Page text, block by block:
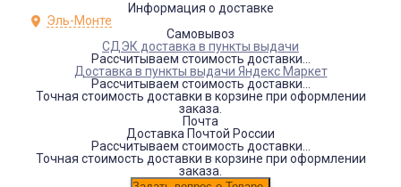
Информация о доставке
Эль-Монте
Самовывоз
СДЭК доставка в пункты выдачи
Рассчитываем стоимость доставки...
Доставка в пункты выдачи Яндекс Маркет
Рассчитываем стоимость доставки...
Точная стоимость доставки в корзине при оформлении
заказа.
Почта
Доставка Почтой России
Рассчитываем стоимость доставки...
Точная стоимость доставки в корзине при оформлении
заказа.